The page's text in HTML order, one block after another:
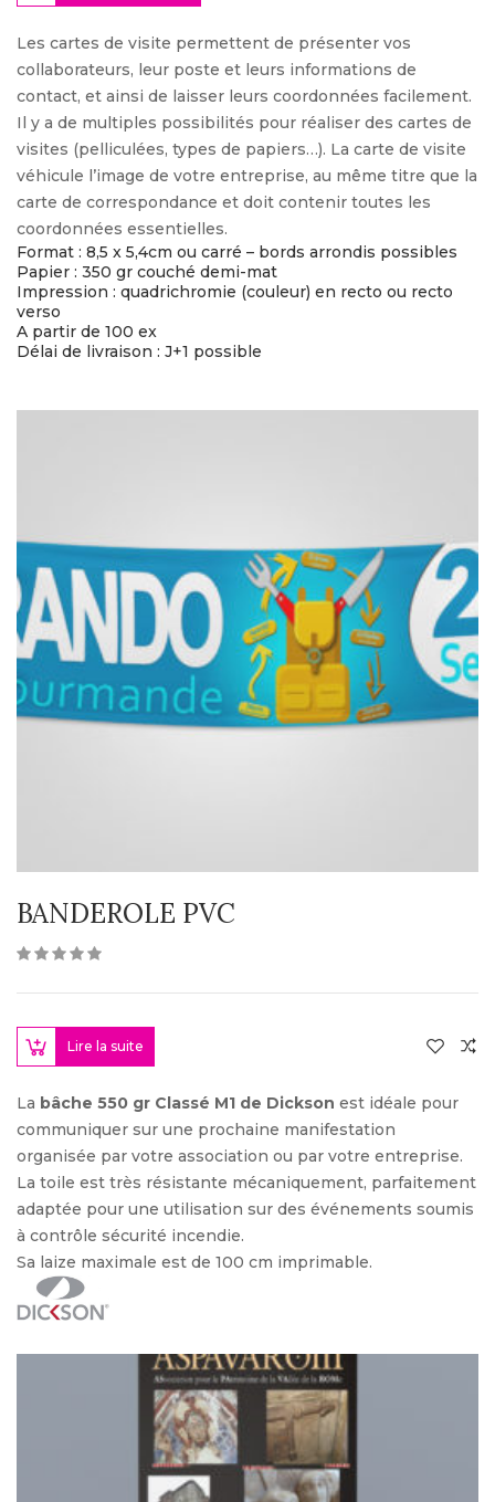
Les cartes de visite permettent de présenter vos
collaborateurs, leur poste et leurs informations de
contact, et ainsi de laisser leurs coordonnées facilement.
Il y a de multiples possibilités pour réaliser des cartes de
visites (pelliculées, types de papiers…). La carte de visite
véhicule l’image de votre entreprise, au même titre que la
carte de correspondance et doit contenir toutes les
coordonnées essentielles.
Format : 8,5 x 5,4cm ou carré – bords arrondis possibles
Papier : 350 gr couché demi-mat
Impression : quadrichromie (couleur) en recto ou recto
verso
A partir de 100 ex
Délai de livraison : J+1 possible
BANDEROLE PVC
Lire la suite
La bâche 550 gr Classé M1 de Dickson est idéale pour
communiquer sur une prochaine manifestation
organisée par votre association ou par votre entreprise.
La toile est très résistante mécaniquement, parfaitement
adaptée pour une utilisation sur des événements soumis
à contrôle sécurité incendie.
Sa laize maximale est de 100 cm imprimable.